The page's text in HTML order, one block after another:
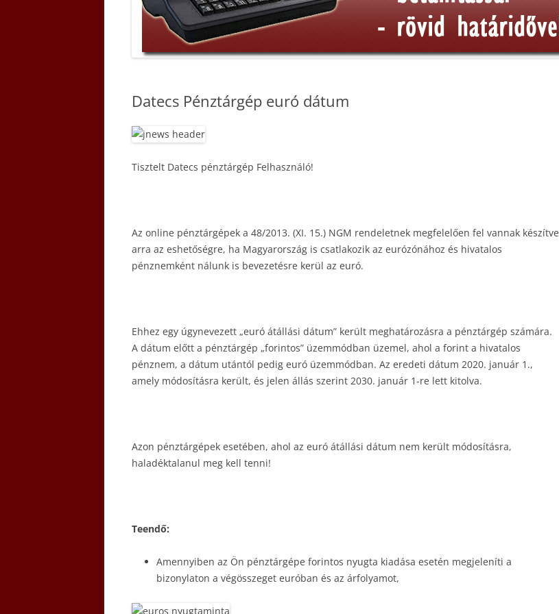
Datecs Pénztárgép euró dátum
Tisztelt Datecs pénztárgép Felhasználó!
Az online pénztárgépek a 48/2013. (XI. 15.) NGM rendeletnek megfelelően fel vannak készítve
arra az eshetőségre, ha Magyarország is csatlakozik az eurózónához és hivatalos
pénznemként nálunk is bevezetésre kerül az euró.
Ehhez egy úgynevezett „euró átállási dátum” került meghatározásra a pénztárgép számára.
A dátum előtt a pénztárgép „forintos” üzemmódban üzemel, ahol a forint a hivatalos
pénznem, a dátum utántól pedig euró üzemmódban. Az eredeti dátum 2020. január 1.,
amely módosításra került, és jelen állás szerint 2030. január 1-re lett kitolva.
Azon pénztárgépek esetében, ahol az euró átállási dátum nem került módosításra,
haladéktalanul meg kell tenni!
Teendő:
Amennyiben az Ön pénztárgépe forintos nyugta kiadása esetén megjeleníti a
bizonylaton a végösszeget euróban és az árfolyamot,